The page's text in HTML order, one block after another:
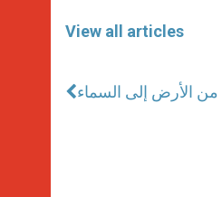
View all articles
من الأرض إلى السماء